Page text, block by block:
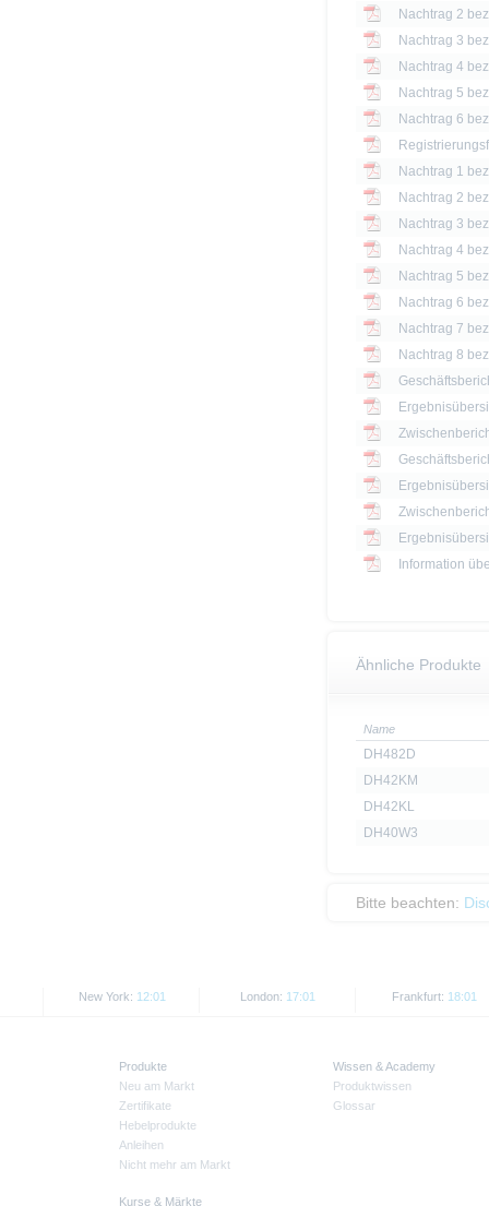
Nachtrag 2
Nachtrag 3
Nachtrag 4
Nachtrag 5
Nachtrag 6
Nachtrag 1
Nachtrag 2
Nachtrag 3
Nachtrag 4
Nachtrag 5
Nachtrag 6
Nachtrag 7
Nachtrag 8
Information
Ähnliche Produkte
Name
DH482D
DH42KM
DH42KL
DH40W3
Bitte beachten:
New York: 12:01 London: 17:01 Frankfurt: 18:01
Produkte
Neu am Markt
Zertifikate
Hebelprodukte
Anleihen
Nicht mehr am Markt
Kurse & Märkte
Wissen & Academy
Produktwissen
Glossar